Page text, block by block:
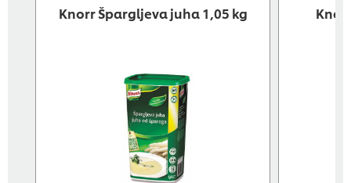
Knorr Špargljeva juha 1,05 kg